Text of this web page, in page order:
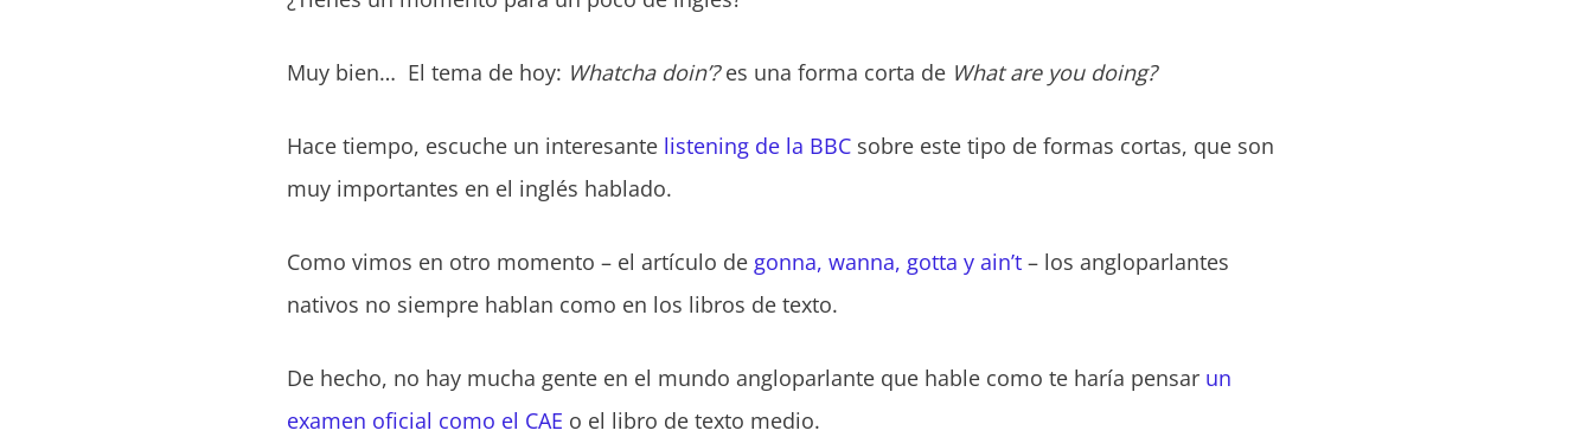
Muy bien… El tema de hoy: Whatcha doin’?es una forma corta de What are you doing?
Hace tiempo, escuche un interesante listening de la BBC sobre este tipo de formas cortas, que son
muy importantes en el inglés hablado.
Como vimos en otro momento – el artículo de gonna, wanna, gotta y ain’t – los angloparlantes
nativos no siempre hablan como en los libros de texto.
De hecho, no hay mucha gente en el mundo angloparlante que hable como te haría pensar un
examen oficial como el CAE o el libro de texto medio.